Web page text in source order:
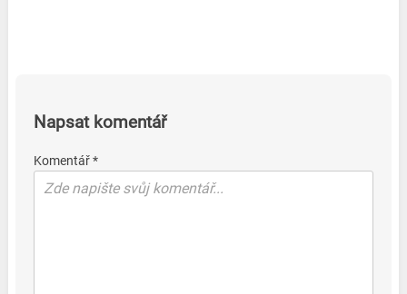
Napsat komentář
Komentář *